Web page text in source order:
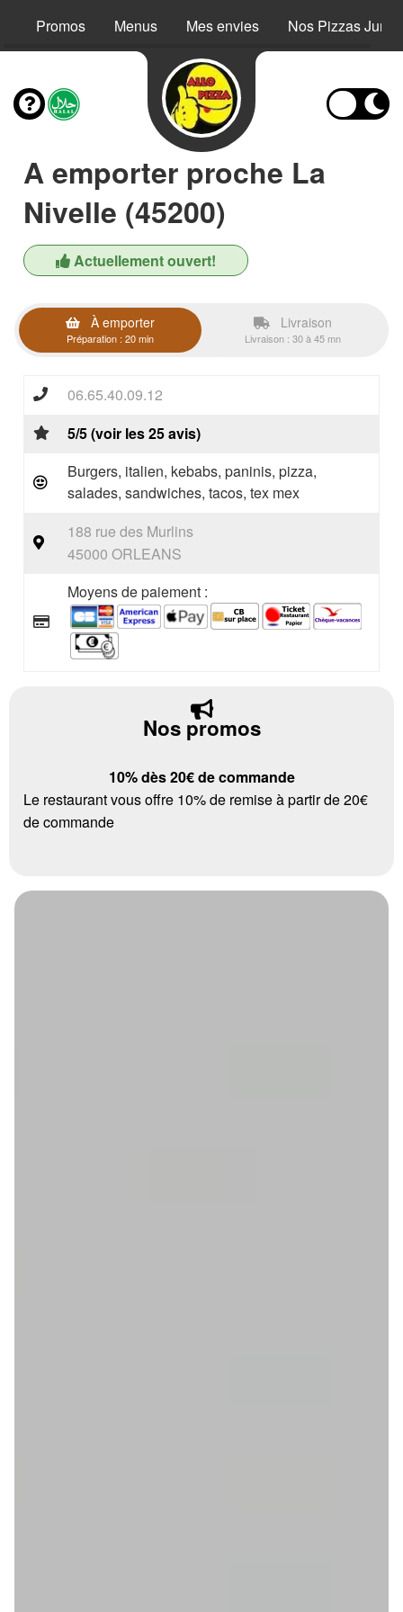
Promos Menus Mes envies Nos Pizzas Junior
A emporter proche La
Nivelle (45200)
Actuellement ouvert!
À emporter
Préparation : 20 min
Livraison
Livraison : 30 à 45 mn
06.65.40.09.12
5/5 (voir les 25 avis)
Burgers, italien, kebabs, paninis, pizza,
salades, sandwiches, tacos, tex mex
188 rue des Murlins
45000 ORLEANS
Moyens de paiement :
Nos promos
10% dès 20€ de commande
Le restaurant vous offre 10% de remise à partir de 20€
de commande